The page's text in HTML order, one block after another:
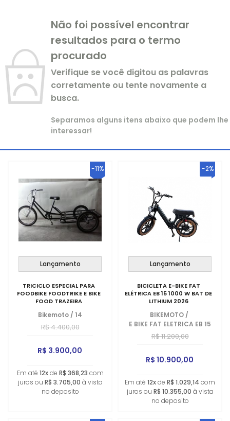
CARBURADOR DE PERFORMANCE
CARBURADOR NT
CARBURADOR SPEED
CARBURADOR WABRON
LINHA TAPIOCA
LINHA AGUA DE COCO
LINHA DE CAIXAS TÉRMICAS
Não foi possível encontrar
resultados para o termo
procurado
Verifique se você digitou as palavras
corretamente ou tente novamente a
busca.
Separamos alguns itens abaixo que podem lhe
interessar!
-11%
Lançamento
TRICICLO ESPECIAL PARA
FOODBIKE FOODTRIKE E BIKE
FOOD TRAZEIRA
Bikemoto / 14
R$ 4.400,00
R$ 3.900,00
Em até 12xde R$ 368,23 com
juros ou R$ 3.705,00 à vista
no deposito
-2%
Lançamento
BICICLETA E-BIKE FAT
ELÉTRICA EB 15 1000 W BAT DE
LITHIUM 2026
BIKEMOTO /
E BIKE FAT ELETRICA EB 15
R$ 11.200,00
R$ 10.900,00
Em até 12xde R$ 1.029,14 com
juros ou R$ 10.355,00 à vista
no deposito